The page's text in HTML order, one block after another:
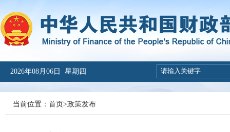
2026年08月06日 星期四
当前位置： 首页>政策发布